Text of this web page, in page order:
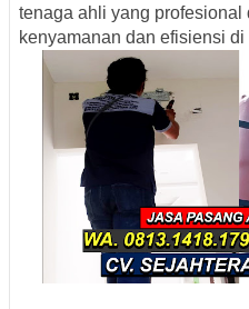
tenaga ahli yang profesional
kenyamanan dan efisiensi